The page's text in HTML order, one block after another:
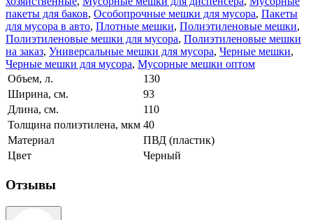
пакеты для баков, Особопрочные мешки для мусора, Пакеты
для мусора в авто, Плотные мешки, Полиэтиленовые мешки,
Полиэтиленовые мешки для мусора, Полиэтиленовые мешки
на заказ, Универсальные мешки для мусора, Черные мешки,
Черные мешки для мусора, Мусорные мешки оптом
Объем, л.
130
Ширина, см.
93
Длина, см.
110
Толщина полиэтилена, мкм 40
Материал
ПВД (пластик)
Цвет
Черный
Отзывы